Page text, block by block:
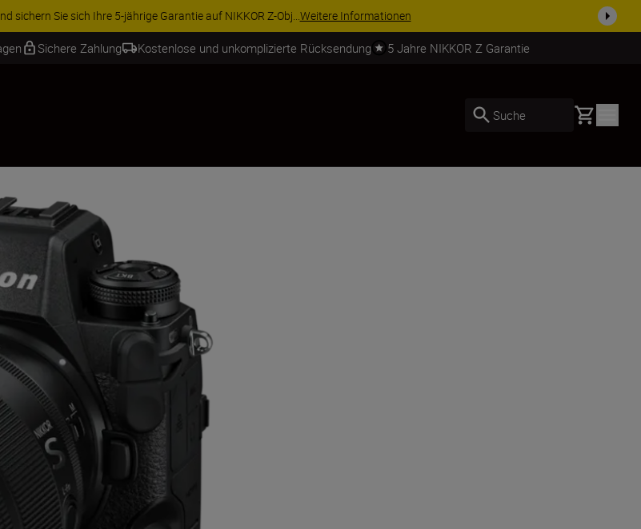
auf ausgewähltes Zubehör und vervollständigen Sie Ihre Ausrüstu...Jetzt einkaufen
Sichere Zahlung Kostenlose und unkomplizierte Rücksendung 5 Jahre NIKKOR Z Garantie
Suche Basket